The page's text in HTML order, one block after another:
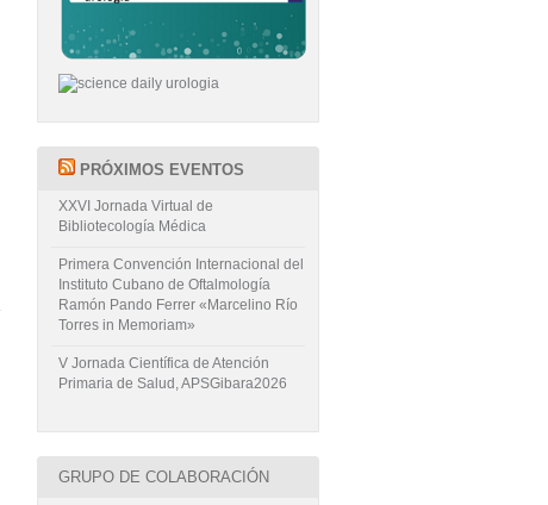
PRÓXIMOS EVENTOS
XXVI Jornada Virtual de
Bibliotecología Médica
Primera Convención Internacional del
Instituto Cubano de Oftalmología
Ramón Pando Ferrer «Marcelino Río
Torres in Memoriam»
V Jornada Científica de Atención
Primaria de Salud, APSGibara2026
GRUPO DE COLABORACIÓN